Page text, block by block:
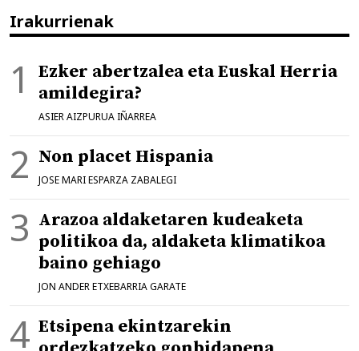
Irakurrienak
Ezker abertzalea eta Euskal Herria
amildegira?
ASIER AIZPURUA IÑARREA
Non placet Hispania
JOSE MARI ESPARZA ZABALEGI
Arazoa aldaketaren kudeaketa
politikoa da, aldaketa klimatikoa
baino gehiago
JON ANDER ETXEBARRIA GARATE
Etsipena ekintzarekin